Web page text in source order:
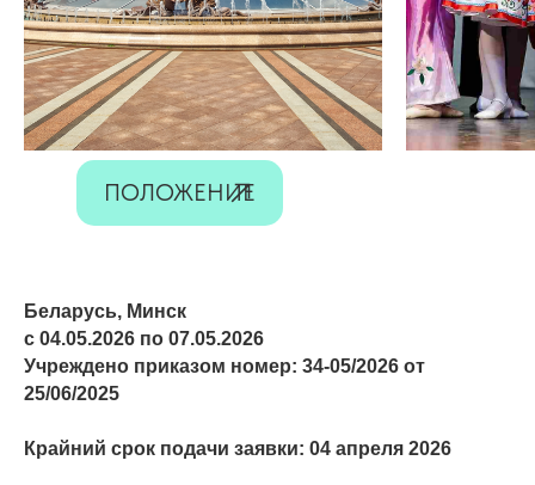
ПОЛОЖЕНИЕ
Беларусь, Минск
с 04.05.2026 по 07.05.2026
Учреждено приказом номер: 34-05/2026 от
25/06/2025
Крайний срок подачи заявки: 04 апреля 2026